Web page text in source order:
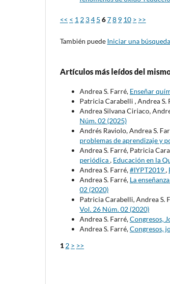
<< < 1 2 34 5 678 9 10 > >>
También puede Iniciar una
Artículos más leídos del
Andrea S. Farré, Enseñar
Patricia Carabelli , Andrea S.
Andrea Silvana Ciriaco,
Núm. 02 (2025)
Andrés Raviolo, Andrea S.
problemas de aprendizaje y
Andrea S. Farré, Patricia
periódica, Educación en la
Andrea S. Farré,#IYPT2019,
Andrea S. Farré, La
02 (2020)
Patricia Carabelli, Andrea S.
Vol. 26 Núm. 02 (2020)
Andrea S. Farré,Congresos,
Andrea S. Farré,Congresos,
1 2 > >>